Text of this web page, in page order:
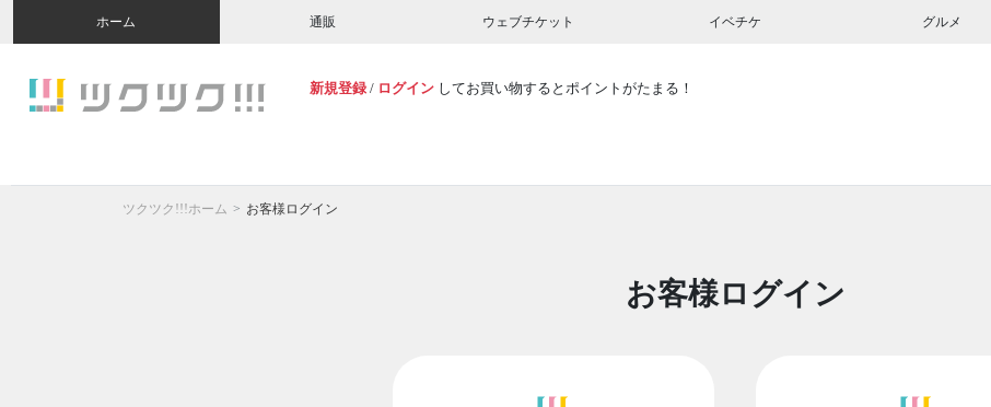
ホーム 通販 ウェブチケット イベチケ グルメ
新規登録 / ログイン してお買い物するとポイントがたまる！
ツクツク!!!ホーム お客様ログイン
お客様ログイン